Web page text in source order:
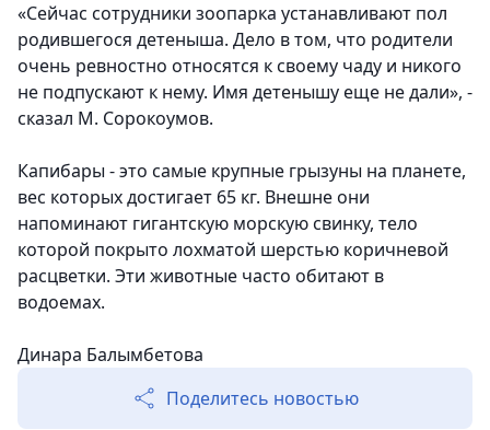
«Сейчас сотрудники зоопарка устанавливают пол
родившегося детеныша. Дело в том, что родители
очень ревностно относятся к своему чаду и никого
не подпускают к нему. Имя детенышу еще не дали», -
сказал М. Сорокоумов.
Капибары - это самые крупные грызуны на планете,
вес которых достигает 65 кг. Внешне они
напоминают гигантскую морскую свинку, тело
которой покрыто лохматой шерстью коричневой
расцветки. Эти животные часто обитают в
водоемах.
Динара Балымбетова
Поделитесь новостью